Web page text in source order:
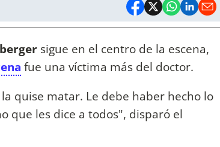
sigue en el centro de la escena,
fue una víctima más del doctor.
quise matar. Le debe haber hecho lo
que les dice a todos", disparó el